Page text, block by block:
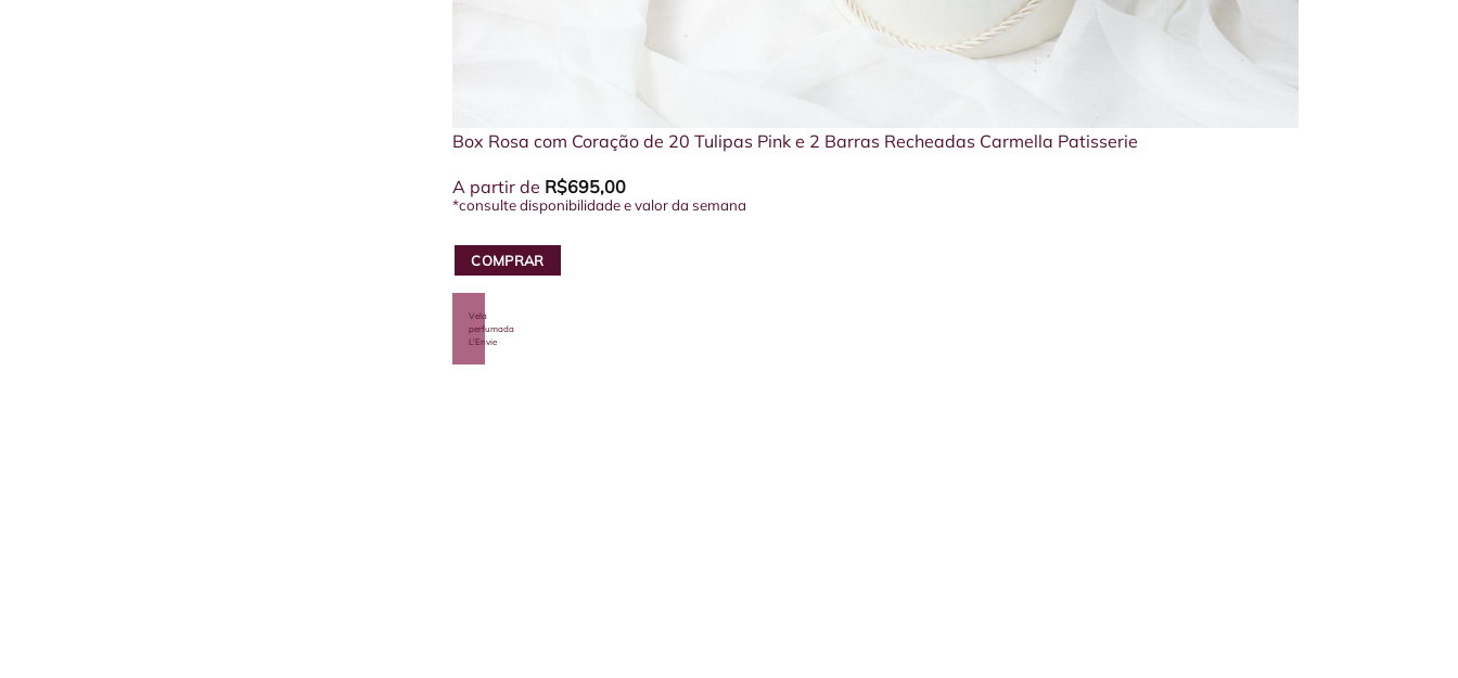
Box Rosa com Coração de 20 Tulipas Pink e 2 Barras Recheadas Carmella Patisserie
A partir de R$695,00
*consulte disponibilidade e valor da semana
COMPRAR
Vela
perfumada
L'Envie